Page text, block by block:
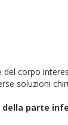
del corpo
soluzioni
parte